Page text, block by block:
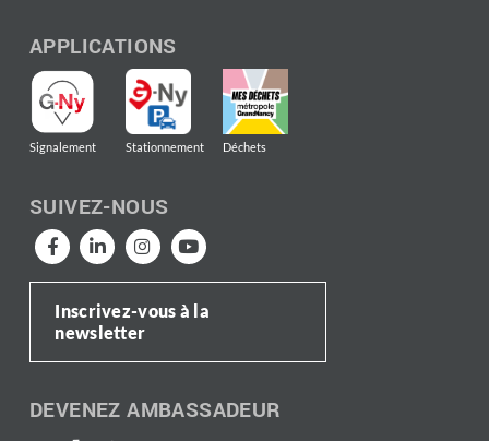
APPLICATIONS
Signalement Stationnement Déchets
SUIVEZ-NOUS
Inscrivez-vous à la
newsletter
DEVENEZ AMBASSADEUR